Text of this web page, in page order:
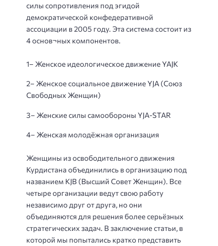
силы сопротивления под эгидой
демократической конфедеративной
ассоциации в 2005 году. Эта система состоит из
4 основ¬ных компонентов.
1– Женское идеологическое движение YAJK
2– Женское социальное движение YJA (Союз
Свободных Женщин)
3– Женские силы самообороны YJA-STAR
4– Женская молодёжная организация
Женщины из освободительного движения
Курдистана объединились в организацию под
названием KJB (Высший Совет Женщин). Все
четыре организации ведут свою работу
независимо друг от друга, но они
объединяются для решения более серьёзных
стратегических задач. В заключение статьи, в
которой мы попытались кратко представить